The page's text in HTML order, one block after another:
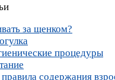
за щенком?
процедуры
содержания